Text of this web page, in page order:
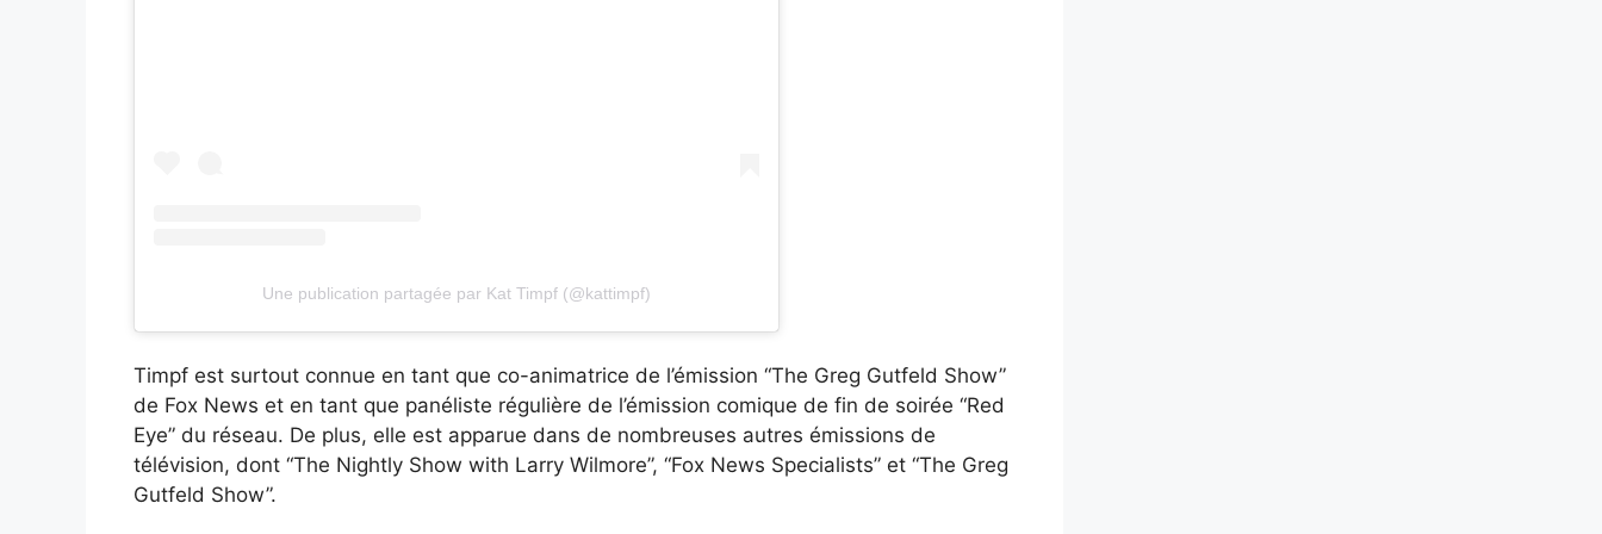
Une publication partagée par Kat Timpf (@kattimpf)
Timpf est surtout connue en tant que co-animatrice de l’émission “The Greg Gutfeld Show”
de Fox News et en tant que panéliste régulière de l’émission comique de fin de soirée “Red
Eye” du réseau. De plus, elle est apparue dans de nombreuses autres émissions de
télévision, dont “The Nightly Show with Larry Wilmore”, “Fox News Specialists” et “The Greg
Gutfeld Show”.